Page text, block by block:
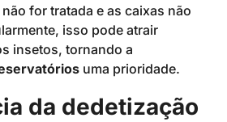
não for tratada e as caixas não
isso pode atrair
insetos, tornando a
uma prioridade.
da dedetização